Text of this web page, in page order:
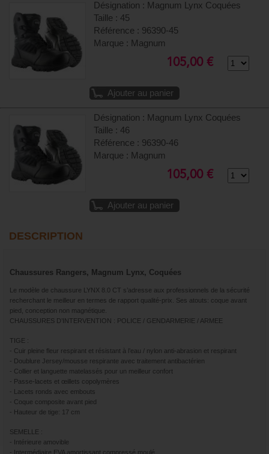
Désignation : Magnum Lynx Coquées
Taille : 45
Référence : 96390-45
Marque : Magnum
105,00 €
Ajouter au panier
Désignation : Magnum Lynx Coquées
Taille : 46
Référence : 96390-46
Marque : Magnum
105,00 €
Ajouter au panier
DESCRIPTION
Chaussures Rangers, Magnum Lynx, Coquées
Le modèle de chaussure LYNX 8.0 CT s’adresse aux professionnels de la sécurité
recherchant le meilleur en termes de rapport qualité-prix. Ses atouts: coque avant
pied, conception non magnétique.
CHAUSSURES D’INTERVENTION : POLICE / GENDARMERIE / ARMEE
TIGE :
- Cuir pleine fleur respirant et résistant à l’eau / nylon anti-abrasion et respirant
- Doublure Jersey/mousse respirante avec traitement antibactérien
- Collier et languette matelassés pour un meilleur confort
- Passe-lacets et œillets copolymères
- Lacets ronds avec embouts
- Coque composite avant pied
- Hauteur de tige: 17 cm
SEMELLE :
- Intérieure amovible
- Intermédiaire EVA amortissant compressé moulé